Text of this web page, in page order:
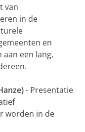
van
in de
en
een lang,
- Presentatie
worden in de